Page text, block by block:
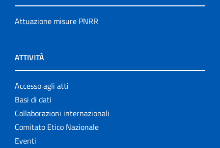
Attuazione misure PNRR
ATTIVITÀ
Accesso agli atti
Basi di dati
Collaborazioni internazionali
Comitato Etico Nazionale
Eventi